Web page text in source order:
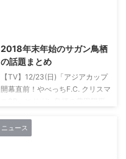
2018年末年始のサガン鳥栖
の話題まとめ
【TV】12/23(日)「アジアカップ
開幕直前！やべっちF.C. クリスマ
のレジェンド豊田陽平選手が登
場！ 新監督の噂などいろいろ落
ニュース